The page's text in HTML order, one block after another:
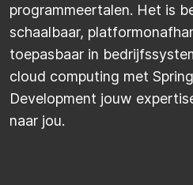
programmeertalen. Het is
schaalbaar,
toepasbaar in
cloud computing met
Development jouw
naar jou.